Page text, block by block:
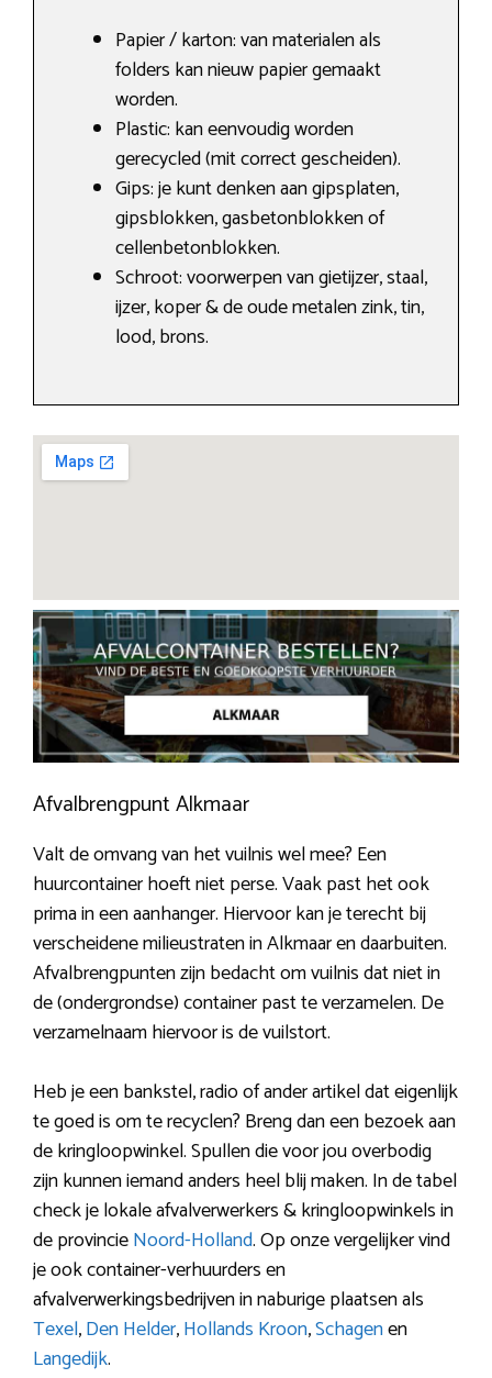
Papier / karton: van materialen als
folders kan nieuw papier gemaakt
worden.
Plastic: kan eenvoudig worden
gerecycled (mit correct gescheiden).
Gips: je kunt denken aan gipsplaten,
gipsblokken, gasbetonblokken of
cellenbetonblokken.
Schroot: voorwerpen van gietijzer, staal,
ijzer, koper & de oude metalen zink, tin,
lood, brons.
Afvalbrengpunt Alkmaar
Valt de omvang van het vuilnis wel mee? Een
huurcontainer hoeft niet perse. Vaak past het ook
prima in een aanhanger. Hiervoor kan je terecht bij
verscheidene milieustraten in Alkmaar en daarbuiten.
Afvalbrengpunten zijn bedacht om vuilnis dat niet in
de (ondergrondse) container past te verzamelen. De
verzamelnaam hiervoor is de vuilstort.
Heb je een bankstel, radio of ander artikel dat eigenlijk
te goed is om te recyclen? Breng dan een bezoek aan
de kringloopwinkel. Spullen die voor jou overbodig
zijn kunnen iemand anders heel blij maken. In de tabel
check je lokale afvalverwerkers & kringloopwinkels in
de provincieNoord-Holland. Op onze vergelijker vind
je ook container-verhuurders en
afvalverwerkingsbedrijven in naburige plaatsen als
Texel,Den Helder,Hollands Kroon,Schagenen
Langedijk.